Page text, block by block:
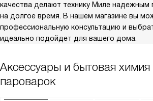
качества делают технику Миле
на долгое время. В нашем магазине вы
профессиональную консультацию и
идеально подойдет для вашего дома.
Аксессуары и бытовая химия
пароварок